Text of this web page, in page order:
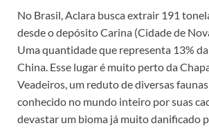
No Brasil, Aclara busca extrair 191
desde o depósito Carina (Cidade de
Uma quantidade que representa 13%
China. Esse lugar é muito perto da
Veadeiros, um reduto de diversas
conhecido no mundo inteiro por suas
devastar um bioma já muito danificado